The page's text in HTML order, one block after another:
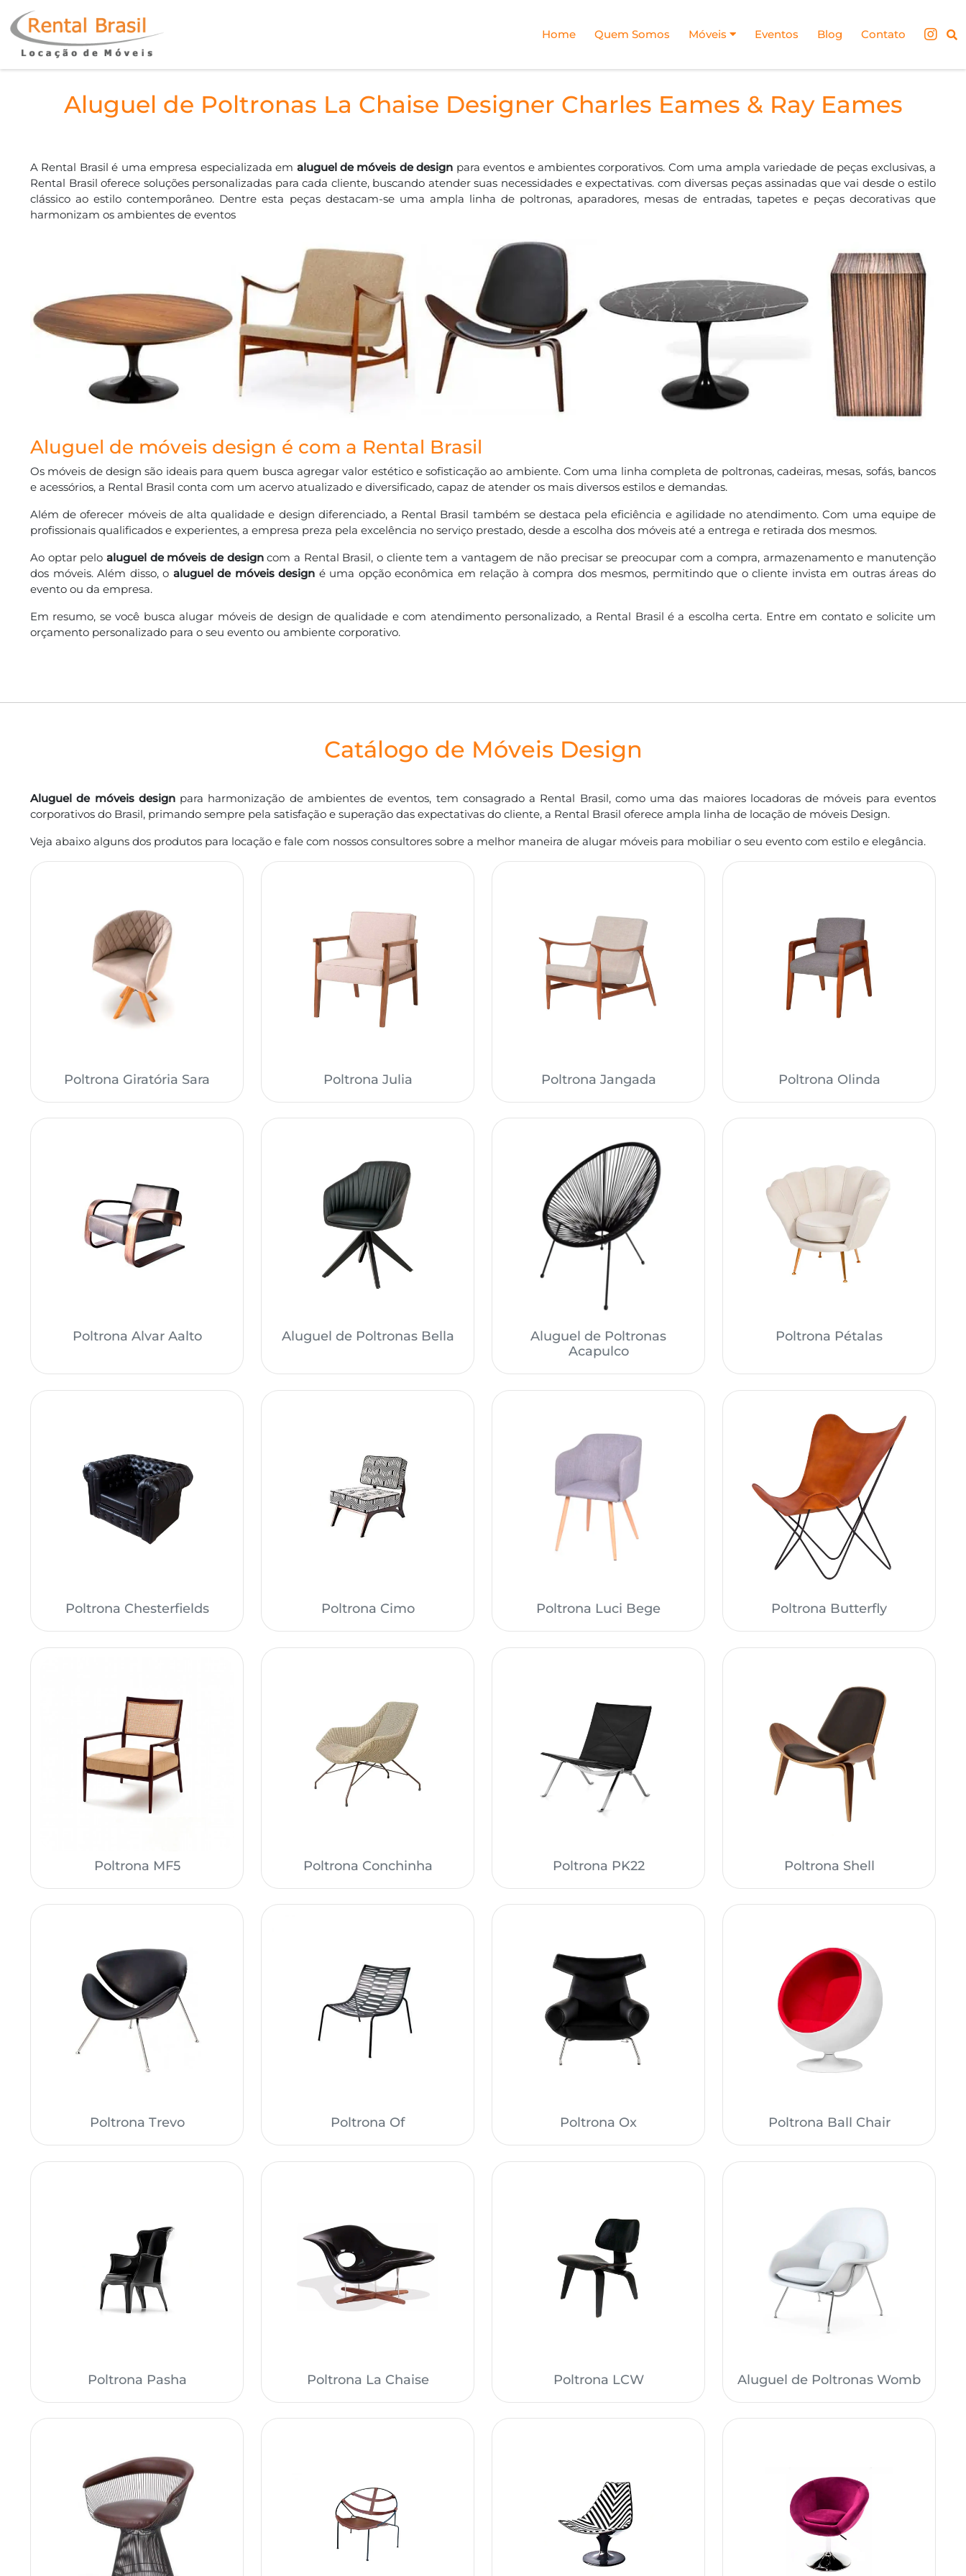
Home Quem Somos Móveis Eventos Blog Contato
Aluguel de Poltronas La Chaise Designer Charles Eames & Ray Eames
A Rental Brasil é uma empresa especializada em aluguel de móveis de design para eventos e ambientes corporativos. Com uma ampla variedade de peças exclusivas, a
Rental Brasil oferece soluções personalizadas para cada cliente, buscando atender suas necessidades e expectativas. com diversas peças assinadas que vai desde o estilo
clássico ao estilo contemporâneo. Dentre esta peças destacam-se uma ampla linha de poltronas, aparadores, mesas de entradas, tapetes e peças decorativas que
harmonizam os ambientes de eventos
Aluguel de móveis design é com a Rental Brasil
Os móveis de design são ideais para quem busca agregar valor estético e sofisticação ao ambiente. Com uma linha completa de poltronas, cadeiras, mesas, sofás, bancos
e acessórios, a Rental Brasil conta com um acervo atualizado e diversificado, capaz de atender os mais diversos estilos e demandas.
Além de oferecer móveis de alta qualidade e design diferenciado, a Rental Brasil também se destaca pela eficiência e agilidade no atendimento. Com uma equipe de
profissionais qualificados e experientes, a empresa preza pela excelência no serviço prestado, desde a escolha dos móveis até a entrega e retirada dos mesmos.
Ao optar pelo aluguel de móveis de designcom a Rental Brasil, o cliente tem a vantagem de não precisar se preocupar com a compra, armazenamento e manutenção
dos móveis. Além disso, o aluguel de móveis design é uma opção econômica em relação à compra dos mesmos, permitindo que o cliente invista em outras áreas do
evento ou da empresa.
Em resumo, se você busca alugar móveis de design de qualidade e com atendimento personalizado, a Rental Brasil é a escolha certa. Entre em contato e solicite um
orçamento personalizado para o seu evento ou ambiente corporativo.
Catálogo de Móveis Design
Aluguel de móveis designpara harmonização de ambientes de eventos, tem consagrado a Rental Brasil, como uma das maiores locadoras de móveis para eventos
corporativos do Brasil, primando sempre pela satisfação e superação das expectativas do cliente, a Rental Brasil oferece ampla linha de locação de móveis Design.
Veja abaixo alguns dos produtos para locação e fale com nossos consultores sobre a melhor maneira de alugar móveis para mobiliar o seu evento com estilo e elegância.
Poltrona Giratória Sara Poltrona Julia Poltrona Jangada Poltrona Olinda
Poltrona Alvar Aalto Aluguel de Poltronas Bella
Aluguel de Poltronas
Acapulco
Poltrona Pétalas
Poltrona Chesterfields Poltrona Cimo Poltrona Luci Bege Poltrona Butterfly
Poltrona MF5 Poltrona Conchinha Poltrona PK22 Poltrona Shell
Poltrona Trevo Poltrona Of Poltrona Ox Poltrona Ball Chair
Poltrona Pasha Poltrona La Chaise Poltrona LCW Aluguel de Poltronas Womb